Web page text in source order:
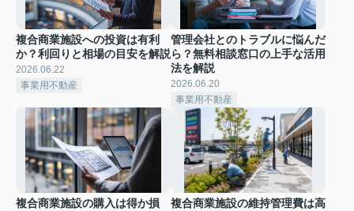
複合商業施設への投資は有利
か？利回りと相場の目安を解説
2026.06.22
事業用不動産
管理会社とのトラブルに悩んだ
ら？無料相談窓口の上手な活用
法を解説
2026.06.20
事業用不動産
複合商業施設の購入は得か損
複合商業施設の維持管理費は高